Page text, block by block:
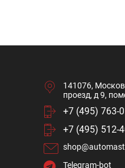
141076,
проезд, д 9,
+7 (495) 763-
+7 (495) 512-
Telegram-bot